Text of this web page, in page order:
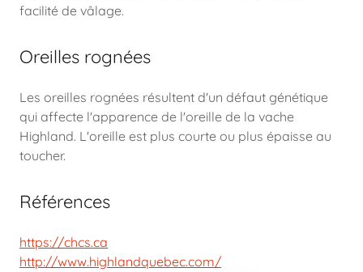
facilité de vâlage.
Oreilles rognées
Les oreilles rognées résultent d'un défaut génétique
qui affecte l'apparence de l'oreille de la vache
Highland. L'oreille est plus courte ou plus épaisse au
toucher.
Références
https://chcs.ca
http://www.highlandquebec.com/